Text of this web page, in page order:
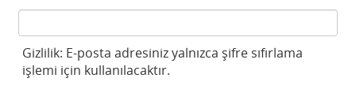
Gizlilik: E-posta adresiniz yalnızca şifre sıfırlama
işlemi için kullanılacaktır.